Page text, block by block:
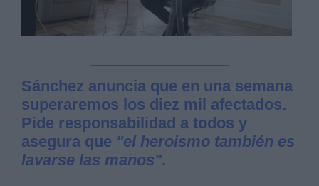
Sánchez anuncia que en una semana
superaremos los diez mil afectados.
Pide responsabilidad a todos y
asegura que "el heroismo también es
lavarse las manos".